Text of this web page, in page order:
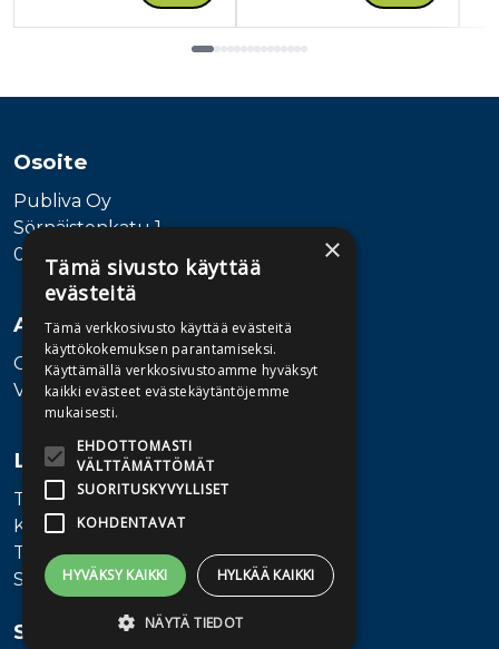
Osoite
Publiva Oy
Sörnäistenkatu 1
00580 Helsinki
Asiakaspalvelu
Ota yhteyttä
Vaihde: 010 345100
Lisätietoa
Toimitusehdot
Käyttöohjeet
Tietosuojaseloste
Saavutettavuusseloste
Seuraa meitä
×
Tämä sivusto käyttää
evästeitä
Tämä verkkosivusto käyttää evästeitä
käyttökokemuksen parantamiseksi.
Käyttämällä verkkosivustoamme hyväksyt
kaikki evästeet evästekäytäntöjemme
mukaisesti.
EHDOTTOMASTI
VÄLTTÄMÄTTÖMÄT
SUORITUSKYVYLLISET
KOHDENTAVAT
HYVÄKSY KAIKKI HYLKÄÄ KAIKKI
NÄYTÄ TIEDOT